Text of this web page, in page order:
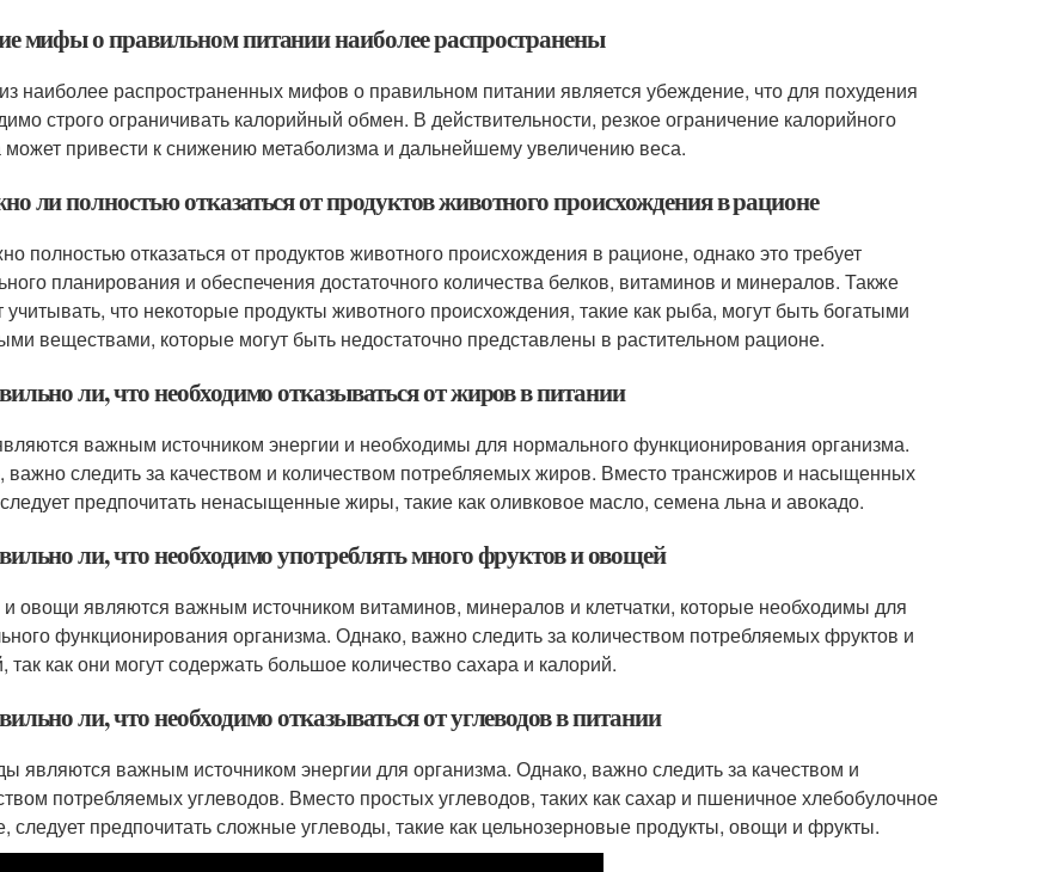
мифы о правильном питании наиболее распространены
наиболее распространенных мифов о правильном питании является убеждение, что для похудения
строго ограничивать калорийный обмен. В действительности, резкое ограничение калорийного
привести к снижению метаболизма и дальнейшему увеличению веса.
ли полностью отказаться от продуктов животного происхождения в рационе
полностью отказаться от продуктов животного происхождения в рационе, однако это требует
планирования и обеспечения достаточного количества белков, витаминов и минералов. Также
учитывать, что некоторые продукты животного происхождения, такие как рыба, могут быть богатыми
веществами, которые могут быть недостаточно представлены в растительном рационе.
ли, что необходимо отказываться от жиров в питании
важным источником энергии и необходимы для нормального функционирования организма.
важно следить за качеством и количеством потребляемых жиров. Вместо трансжиров и насыщенных
предпочитать ненасыщенные жиры, такие как оливковое масло, семена льна и авокадо.
ли, что необходимо употреблять много фруктов и овощей
овощи являются важным источником витаминов, минералов и клетчатки, которые необходимы для
функционирования организма. Однако, важно следить за количеством потребляемых фруктов и
так как они могут содержать большое количество сахара и калорий.
ли, что необходимо отказываться от углеводов в питании
являются важным источником энергии для организма. Однако, важно следить за качеством и
потребляемых углеводов. Вместо простых углеводов, таких как сахар и пшеничное хлебобулочное
следует предпочитать сложные углеводы, такие как цельнозерновые продукты, овощи и фрукты.